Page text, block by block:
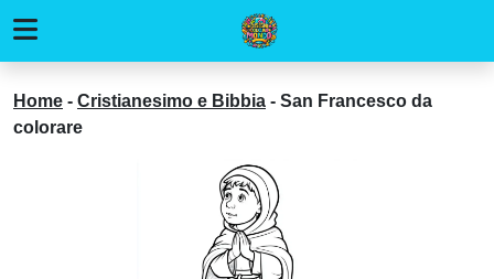
Home - Cristianesimo e Bibbia - San Francesco da
colorare